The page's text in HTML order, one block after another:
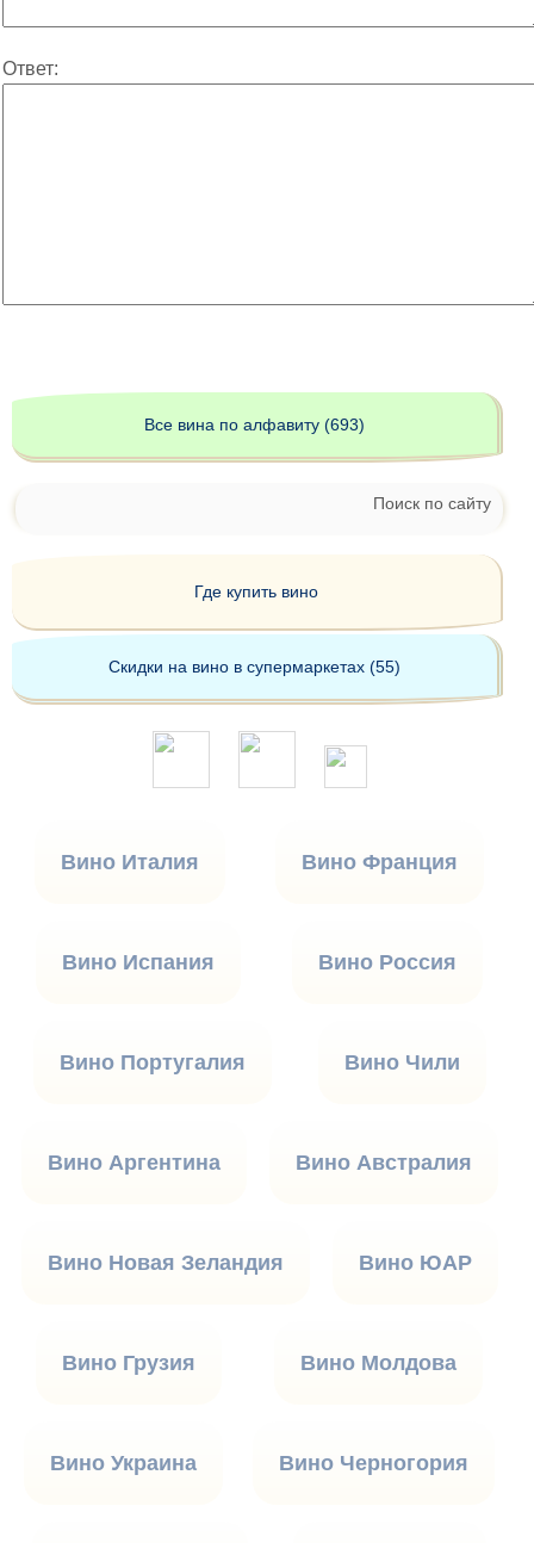
Ответ:
Все вина по алфавиту (693)
Поиск по сайту
Где купить вино
Скидки на вино в супермаркетах (55)
Вино Италия Вино Франция
Вино Испания Вино Россия
Вино Португалия Вино Чили
Вино Аргентина Вино Австралия
Вино Новая Зеландия Вино ЮАР
Вино Грузия Вино Молдова
Вино Украина Вино Черногория